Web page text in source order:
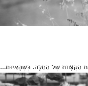
הַקְּצָווֹת שֶׁל הַחַלָּה. כְּשֶׁהָאִיּוּם...